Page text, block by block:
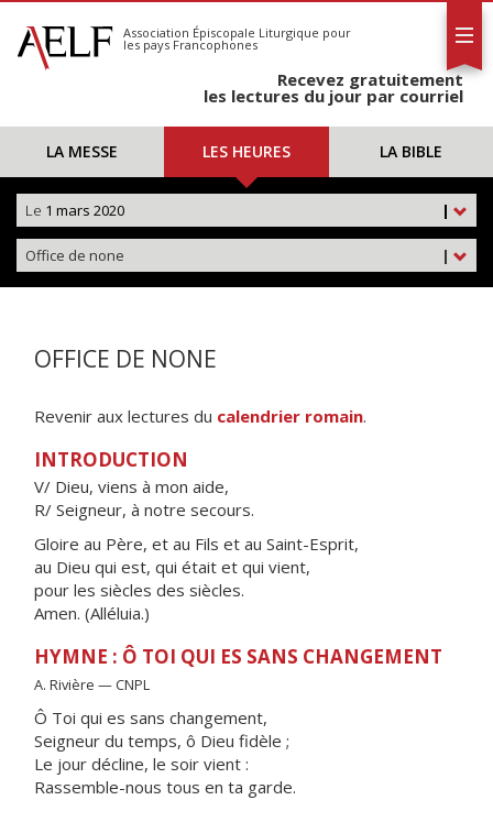
S'abonner
Calendrier
Association Épiscopale Liturgique pour
les pays Francophones
Recevez gratuitement
les lectures du jour par courriel
LA MESSE LES HEURES LA BIBLE
|
Le 1 mars 2020
|
Office de none
OFFICE DE NONE
Revenir aux lectures du calendrier romain.
INTRODUCTION
V/ Dieu, viens à mon aide,
R/ Seigneur, à notre secours.
Gloire au Père, et au Fils et au Saint-Esprit,
au Dieu qui est, qui était et qui vient,
pour les siècles des siècles.
Amen. (Alléluia.)
HYMNE : Ô TOI QUI ES SANS CHANGEMENT
A. Rivière — CNPL
Ô Toi qui es sans changement,
Seigneur du temps, ô Dieu fidèle ;
Le jour décline, le soir vient :
Rassemble-nous tous en ta garde.